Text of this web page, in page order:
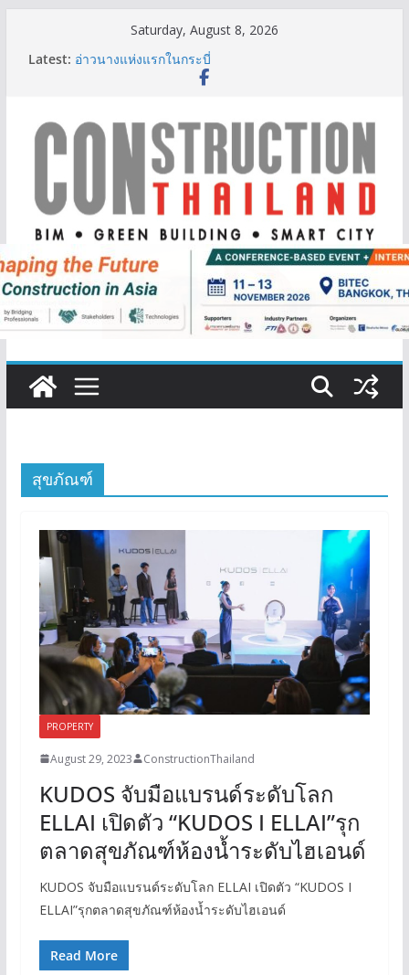
Saturday, August 8, 2026
Latest: IHG Hotels & Resorts เปิดตัว ฮอลิเดย์ อินน์ เอ็กซ์เพรส
อ่าวนางแห่งแรกในกระบี่
รับมือแผ่นดินไหว
TITLE เผยรายได้ครึ่งปีแรก’69 มากกว่า 2,000 ล้านบาท
เติบโต 377% ชี้ดีมานด์ภูเก็ตยังแกร่ง
BCT Expo 2026 ชูแนวคิด “Empowering Net Zero in
Construction & Mining” ขับเคลื่อนอุตสาหกรรม
ก่อสร้างและเหมืองแร่สู่สังคมคาร์บอนต่ำอย่างยั่งยืน
ลลิล พร็อพเพอร์ตี้ ก้าวสู่ปีที่ 40 ยึดลูกค้าเป็นศูนย์กลาง
เดินหน้าสร้างการเติบโตอย่างยั่งยืน
สุขภัณฑ์
PROPERTY
August 29, 2023 ConstructionThailand
KUDOS จับมือแบรนด์ระดับโลก
ELLAI เปิดตัว “KUDOS I ELLAI”รุก
ตลาดสุขภัณฑ์ห้องน้ำระดับไฮเอนด์
KUDOS จับมือแบรนด์ระดับโลก ELLAI เปิดตัว “KUDOS I
ELLAI”รุกตลาดสุขภัณฑ์ห้องน้ำระดับไฮเอนด์
Read More